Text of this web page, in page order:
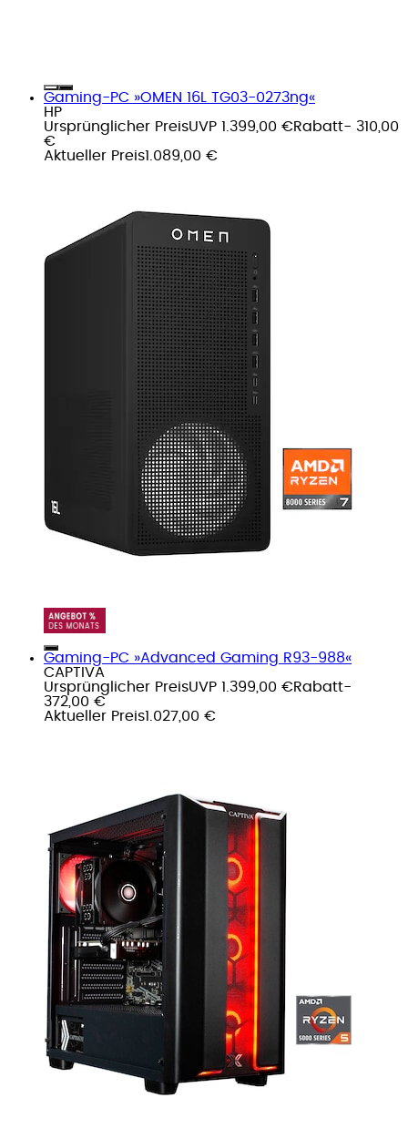
Gaming-PC »OMEN 16L TG03-0273ng«
HP
Ursprünglicher PreisUVP 1.399,00 €Rabatt- 310,00
€
Aktueller Preis1.089,00 €
Gaming-PC »Advanced Gaming R93-988«
CAPTIVA
Ursprünglicher PreisUVP 1.399,00 €Rabatt-
372,00 €
Aktueller Preis1.027,00 €